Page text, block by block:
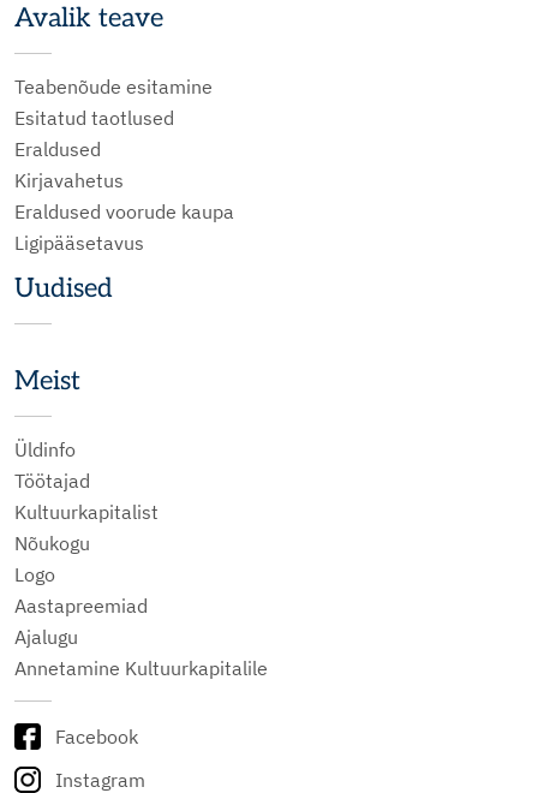
Avalik teave
Teabenõude esitamine
Esitatud taotlused
Eraldused
Kirjavahetus
Eraldused voorude kaupa
Ligipääsetavus
Uudised
Meist
Üldinfo
Töötajad
Kultuurkapitalist
Nõukogu
Logo
Aastapreemiad
Ajalugu
Annetamine Kultuurkapitalile
Facebook
Instagram